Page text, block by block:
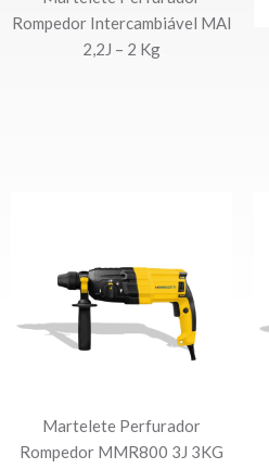
Rompedor Intercambiável MAI
2,2J – 2 Kg
Martelete Perfurador
Rompedor MMR800 3J 3KG